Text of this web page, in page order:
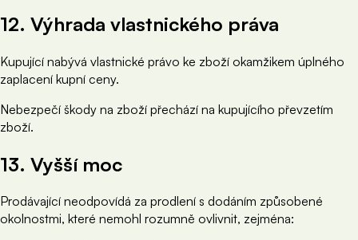
12. Výhrada vlastnického práva
Kupující nabývá vlastnické právo ke zboží okamžikem úplného
zaplacení kupní ceny.
Nebezpečí škody na zboží přechází na kupujícího převzetím
zboží.
13. Vyšší moc
Prodávající neodpovídá za prodlení s dodáním způsobené
okolnostmi, které nemohl rozumně ovlivnit, zejména: